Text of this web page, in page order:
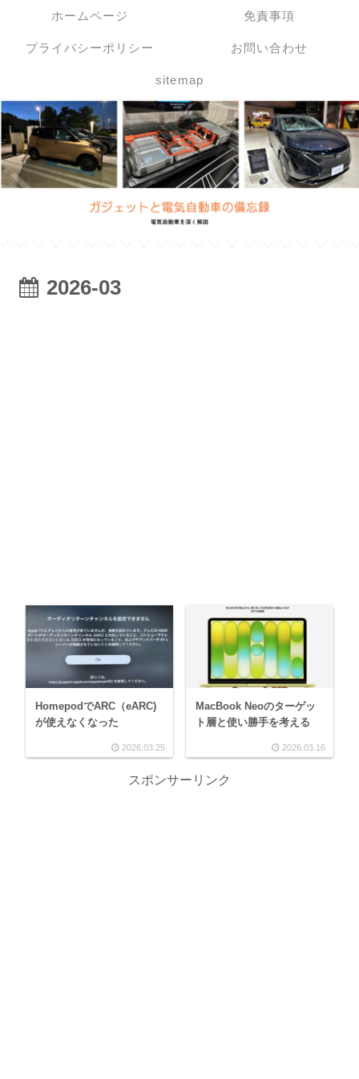
ホームページ 免責事項
プライバシーポリシー お問い合わせ
sitemap
2026-03
HomepodでARC（eARC)
が使えなくなった
2026.03.25
MacBook Neoのターゲッ
ト層と使い勝手を考える
2026.03.16
スポンサーリンク